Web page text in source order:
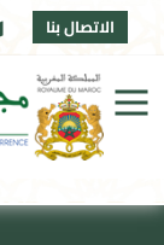
الاتصال بنا